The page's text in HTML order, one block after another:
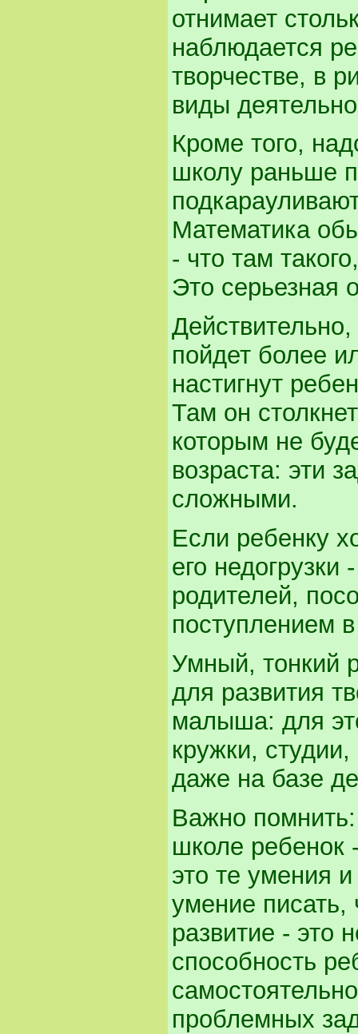
отнимает
наблюдается
творчестве, в
виды
Кроме того,
школу раньше
Математика
- что там
Это серьезная
пойдет более
настигнут
Там он
которым не
возраста: эти
сложными.
Если ребенку
его недогрузки
родителей,
поступлением
Умный, тонкий
для развития
малыша: для
кружки,
даже на базе
Важно
школе ребенок
это те умения
умение писать,
развитие - это
способность
проблемных